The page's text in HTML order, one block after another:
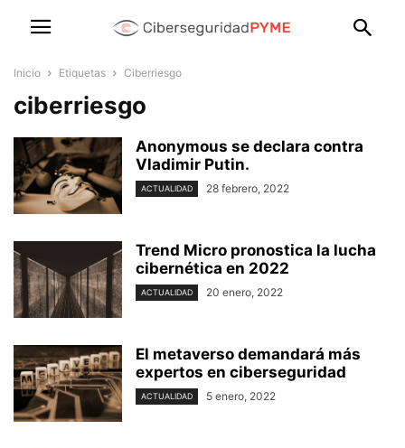
Inicio Etiquetas Ciberriesgo
ciberriesgo
Anonymous se declara contra
Vladimir Putin.
ACTUALIDAD 28 febrero, 2022
Trend Micro pronostica la lucha
cibernética en 2022
ACTUALIDAD 20 enero, 2022
El metaverso demandará más
expertos en ciberseguridad
ACTUALIDAD 5 enero, 2022